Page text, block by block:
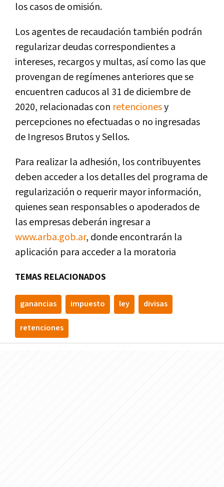
los casos de omisión.
Los agentes de recaudación también podrán
regularizar deudas correspondientes a
intereses, recargos y multas, así como las que
provengan de regímenes anteriores que se
encuentren caducos al 31 de diciembre de
2020, relacionadas con retencionesy
percepciones no efectuadas o no ingresadas
de Ingresos Brutos y Sellos.
Para realizar la adhesión, los contribuyentes
deben acceder a los detalles del programa de
regularización o requerir mayor información,
quienes sean responsables o apoderados de
las empresas deberán ingresar a
www.arba.gob.ar, donde encontrarán la
aplicación para acceder a la moratoria
TEMAS RELACIONADOS
ganancias impuesto ley divisas
retenciones